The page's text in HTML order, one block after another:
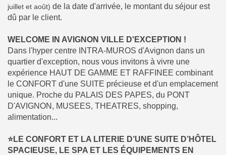
juillet et août) de la date d'arrivée, le montant du séjour est
dû par le client.
WELCOME IN AVIGNON VILLE D'EXCEPTION !
Dans l'hyper centre INTRA-MUROS d'Avignon dans un
quartier d'exception, nous vous invitons à vivre une
expérience HAUT DE GAMME ET RAFFINEE combinant
le CONFORT d'une SUITE précieuse et d'un emplacement
unique. Proche du PALAIS DES PAPES, du PONT
D'AVIGNON, MUSEES, THEATRES, shopping,
alimentation...
⭐LE CONFORT ET LA LITERIE D’UNE SUITE D’HÔTEL
SPACIEUSE, LE SPA ET LES ÉQUIPEMENTS EN